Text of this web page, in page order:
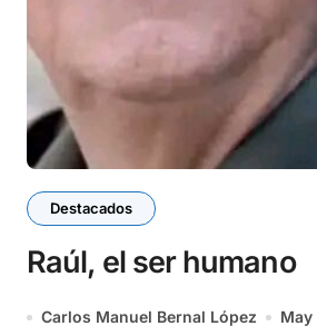
Destacados
Raúl, el ser humano
Carlos Manuel Bernal López